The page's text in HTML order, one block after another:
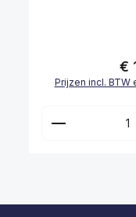
€
Prijzen incl.